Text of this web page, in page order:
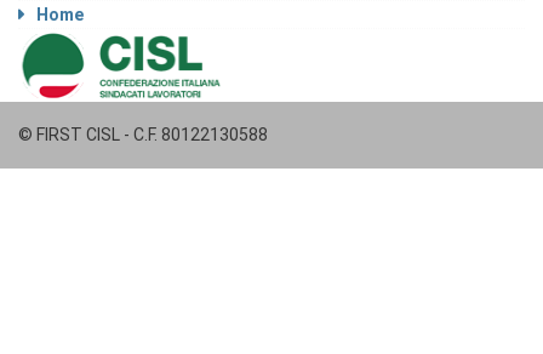
Home
© FIRST CISL - C.F. 80122130588